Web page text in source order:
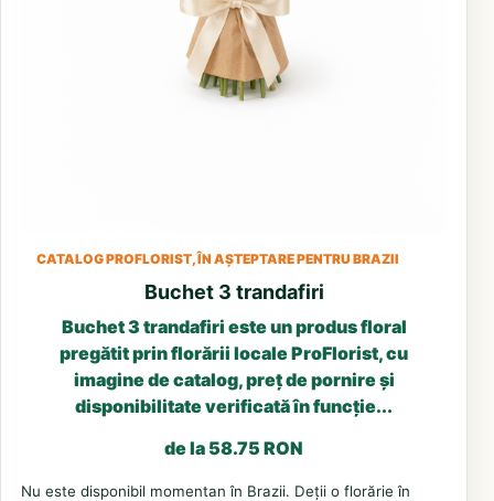
CATALOG PROFLORIST, ÎN AȘTEPTARE PENTRU BRAZII
Buchet 3 trandafiri
Buchet 3 trandafiri este un produs floral
pregătit prin florării locale ProFlorist, cu
imagine de catalog, preț de pornire și
disponibilitate verificată în funcție...
de la 58.75 RON
Nu este disponibil momentan în Brazii. Deții o florărie în